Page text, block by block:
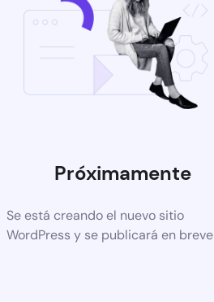
Próximamente
Se está creando el nuevo sitio
WordPress y se publicará en breve